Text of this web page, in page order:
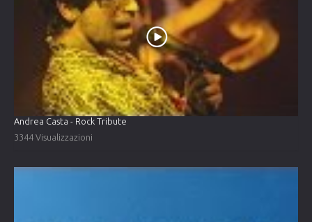
Andrea Casta - Rock Tribute
3344 Visualizzazioni